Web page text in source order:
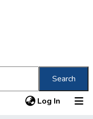
Search
Log In (current)